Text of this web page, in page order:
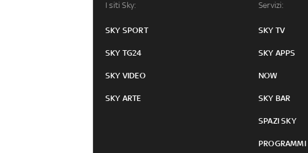
I siti Sky:
SKY SPORT
SKY TG24
SKY VIDEO
SKY ARTE
Servizi:
SKY TV
SKY APPS
NOW
SKY BAR
SPAZI SKY
PROGRAMMI